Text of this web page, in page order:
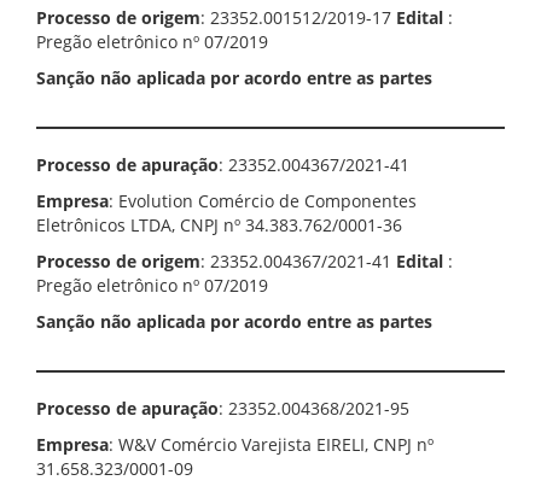
Processo de origem: 23352.001512/2019-17 Edital :
Pregão eletrônico nº 07/2019
Sanção não aplicada por acordo entre as partes
Processo de apuração: 23352.004367/2021-41
Empresa: Evolution Comércio de Componentes
Eletrônicos LTDA, CNPJ nº 34.383.762/0001-36
Processo de origem: 23352.004367/2021-41 Edital :
Pregão eletrônico nº 07/2019
Sanção não aplicada por acordo entre as partes
Processo de apuração: 23352.004368/2021-95
Empresa: W&V Comércio Varejista EIRELI, CNPJ nº
31.658.323/0001-09